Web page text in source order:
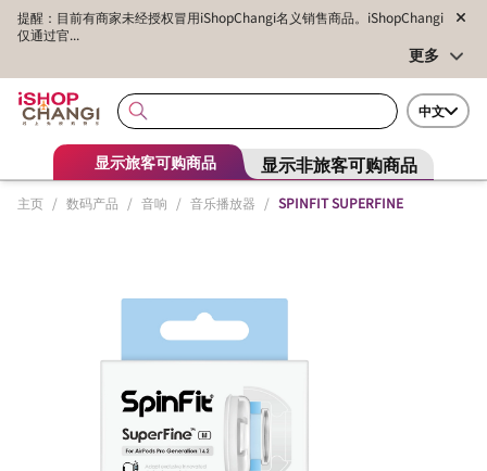
提醒：目前有商家未经授权冒用iShopChangi名义销售商品。iShopChangi
仅通过官...
更多
中文
显示旅客可购商品 显示非旅客可购商品
主页 / 数码产品 / 音响 / 音乐播放器 / SPINFIT SUPERFINE